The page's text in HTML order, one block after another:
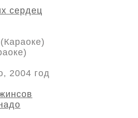
сердец
(Караоке)
2004 год